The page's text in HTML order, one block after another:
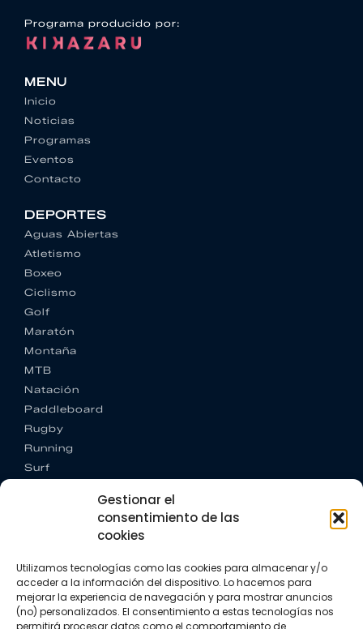
Gestionar el
consentimiento de las
cookies
Utilizamos tecnologías como las cookies para almacenar y/o
acceder a la información del dispositivo. Lo hacemos para
mejorar la experiencia de navegación y para mostrar anuncios
(no) personalizados. El consentimiento a estas tecnologías nos
permitirá procesar datos como el comportamiento de
Programa producido por:
MENU
Inicio
Noticias
Programas
Eventos
Contacto
DEPORTES
Aguas Abiertas
Atletismo
Boxeo
Ciclismo
Golf
Maratón
Montaña
MTB
Natación
Paddleboard
Rugby
Running
Surf
CONTACTO
+34 662 342 177
info@vkssport.com
SÍGUENOS